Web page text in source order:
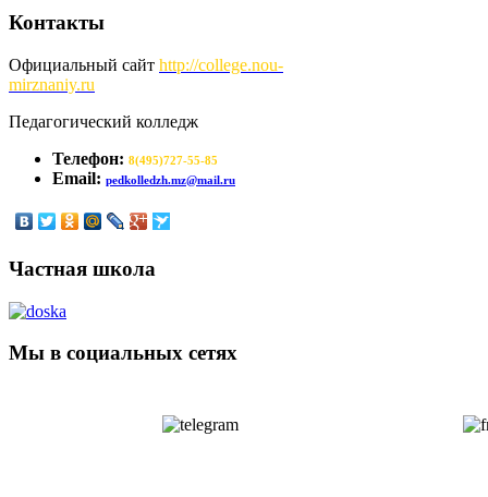
Контакты
Официальный сайт http://college.nou-
mirznaniy.ru
Педагогический колледж
Телефон: 8(495)727-55-85
Email: pedkolledzh.mz@mail.ru
Частная школа
Мы в социальных сетях